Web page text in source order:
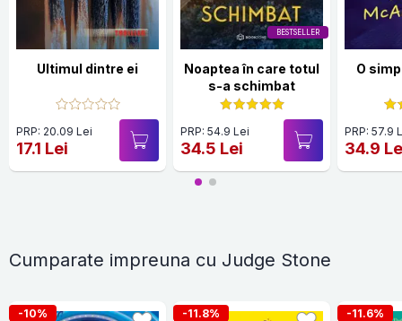
Ultimul dintre ei
PRP: 20.09 Lei
17.1 Lei
BESTSELLER
Noaptea în care totul
s-a schimbat
PRP: 54.9 Lei
34.5 Lei
O
PRP: 57.9
34.9
Cumparate impreuna cu Judge Stone
-10% -11.8% -11.6%